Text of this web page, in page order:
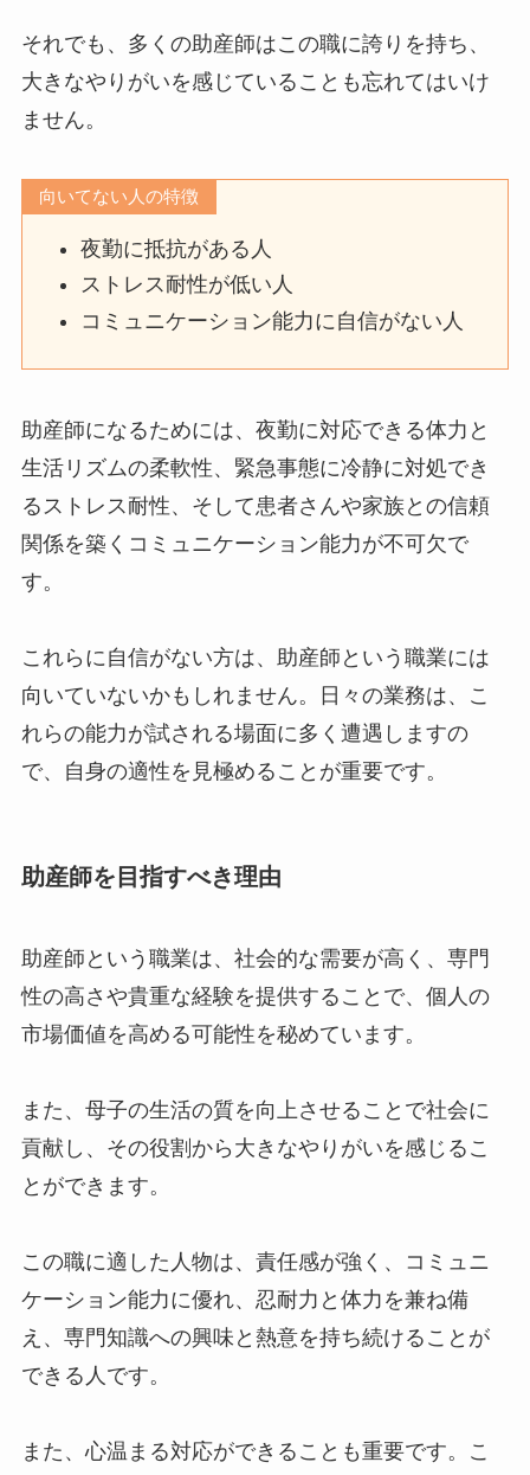
それでも、多くの助産師はこの職に誇りを持ち、
大きなやりがいを感じていることも忘れてはいけ
ません。
向いてない人の特徴
夜勤に抵抗がある人
ストレス耐性が低い人
コミュニケーション能力に自信がない人
助産師になるためには、夜勤に対応できる体力と
生活リズムの柔軟性、緊急事態に冷静に対処でき
るストレス耐性、そして患者さんや家族との信頼
関係を築くコミュニケーション能力が不可欠で
す。
これらに自信がない方は、助産師という職業には
向いていないかもしれません。日々の業務は、こ
れらの能力が試される場面に多く遭遇しますの
で、自身の適性を見極めることが重要です。
助産師を目指すべき理由
助産師という職業は、社会的な需要が高く、専門
性の高さや貴重な経験を提供することで、個人の
市場価値を高める可能性を秘めています。
また、母子の生活の質を向上させることで社会に
貢献し、その役割から大きなやりがいを感じるこ
とができます。
この職に適した人物は、責任感が強く、コミュニ
ケーション能力に優れ、忍耐力と体力を兼ね備
え、専門知識への興味と熱意を持ち続けることが
できる人です。
また、心温まる対応ができることも重要です。こ